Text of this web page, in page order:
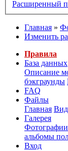
Расширенный
Главная »
Изменить
Правила
База данных
Описание
бэкграунды
FAQ
Файлы
Главная
Галерея
альбомы
Вход